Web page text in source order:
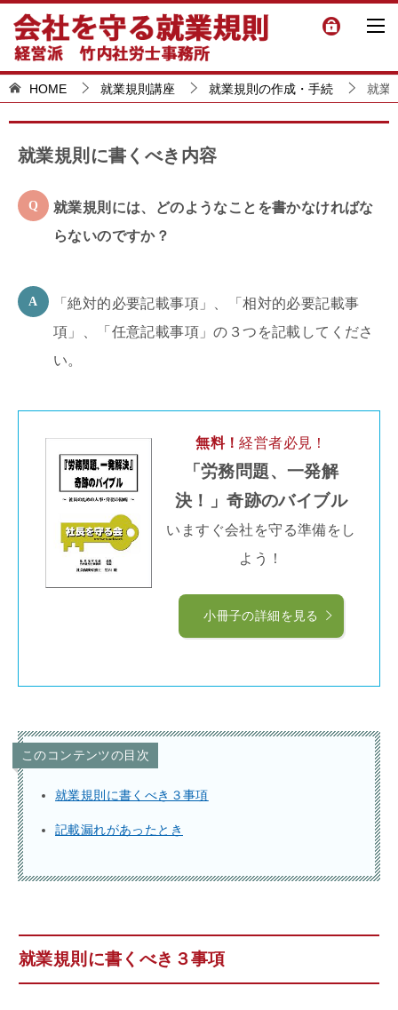
HOME 就業規則講座 就業規則の作成・手続 就業
就業規則に書くべき内容
就業規則には、どのようなことを書かなければな
らないのですか？
「絶対的必要記載事項」、「相対的必要記載事
項」、「任意記載事項」の３つを記載してくださ
い。
無料！経営者必見！
「労務問題、一発解
決！」奇跡のバイブル
いますぐ会社を守る準備をし
よう！
小冊子の詳細を見る
このコンテンツの目次
就業規則に書くべき３事項
記載漏れがあったとき
就業規則に書くべき３事項